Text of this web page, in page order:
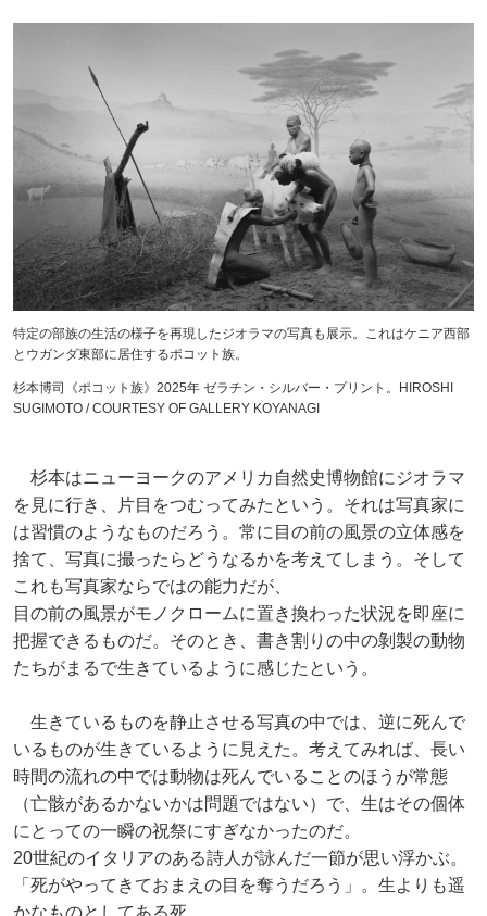
特定の部族の生活の様子を再現したジオラマの写真も展示。これはケニア西部
とウガンダ東部に居住するポコット族。
杉本博司《ポコット族》2025年 ゼラチン・シルバー・プリント。HIROSHI
SUGIMOTO / COURTESY OF GALLERY KOYANAGI
杉本はニューヨークのアメリカ自然史博物館にジオラマ
を見に行き、片目をつむってみたという。それは写真家に
は習慣のようなものだろう。常に目の前の風景の立体感を
捨て、写真に撮ったらどうなるかを考えてしまう。そして
これも写真家ならではの能力だが、
目の前の風景がモノクロームに置き換わった状況を即座に
把握できるものだ。そのとき、書き割りの中の剝製の動物
たちがまるで生きているように感じたという。
生きているものを静止させる写真の中では、逆に死んで
いるものが生きているように見えた。考えてみれば、長い
時間の流れの中では動物は死んでいることのほうが常態
（亡骸があるかないかは問題ではない）で、生はその個体
にとっての一瞬の祝祭にすぎなかったのだ。
20世紀のイタリアのある詩人が詠んだ一節が思い浮かぶ。
「死がやってきておまえの目を奪うだろう」。生よりも遥